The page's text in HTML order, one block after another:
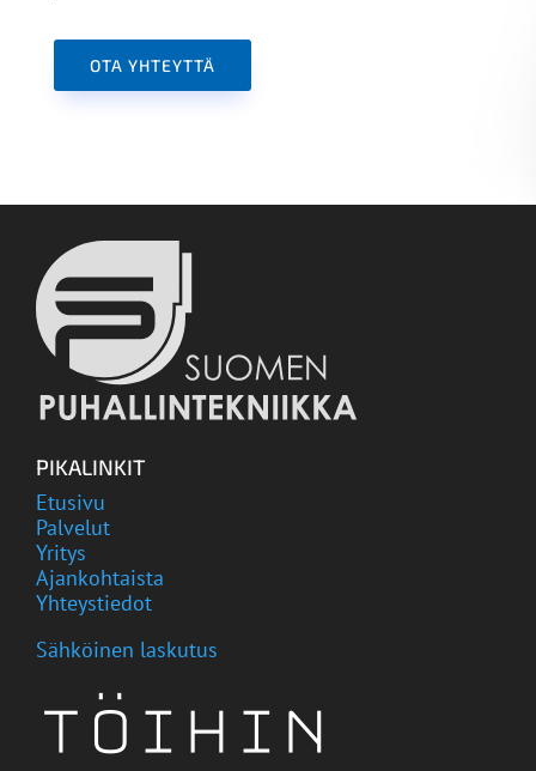
OTA YHTEYTTÄ
PIKALINKIT
Etusivu
Palvelut
Yritys
Ajankohtaista
Yhteystiedot
Sähköinen laskutus
Töihin